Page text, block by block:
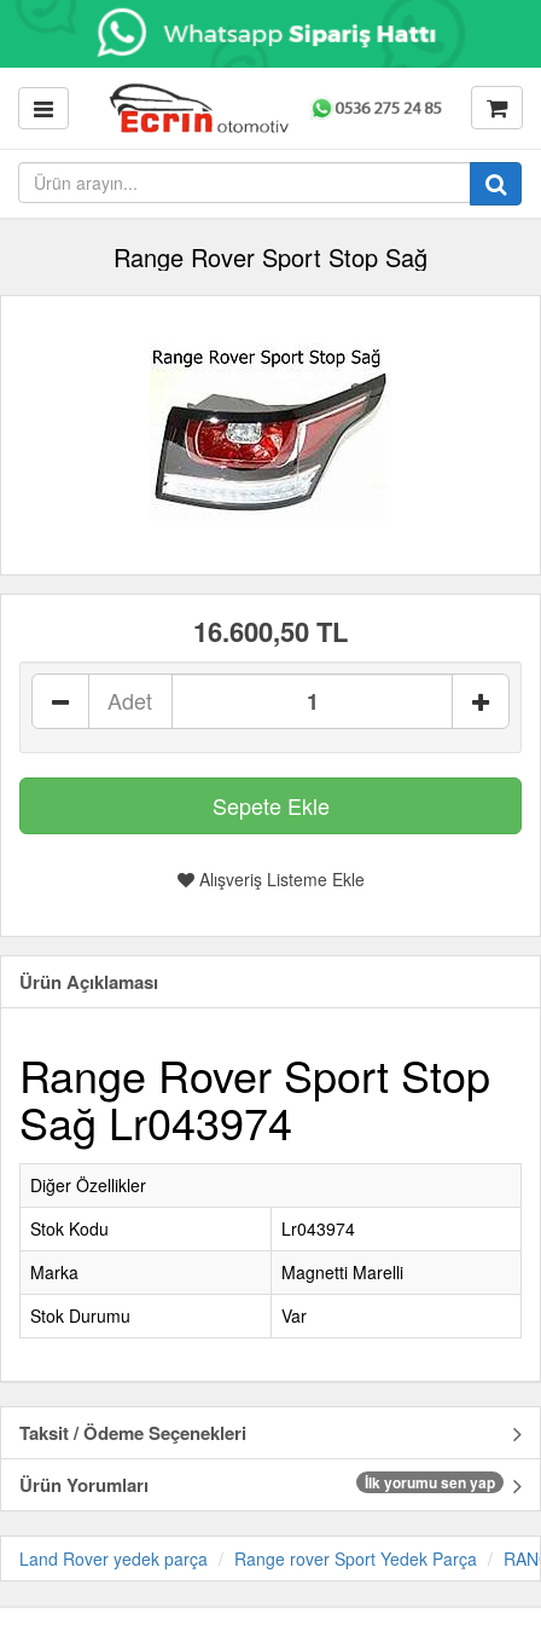
Range Rover Sport Stop Sağ
16.600,50 TL
Adet
Alışveriş Listeme Ekle
Ürün Açıklaması
Range Rover Sport Stop
Sağ Lr043974
Diğer Özellikler
Stok Kodu
Lr043974
Marka
Magnetti Marelli
Stok Durumu
Var
Taksit / Ödeme Seçenekleri
Ürün Yorumları
İlk yorumu sen yap
Land Rover yedek parça Range rover Sport Yedek Parça